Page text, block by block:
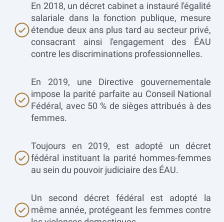
En 2018, un décret cabinet a instauré l'égalité
salariale dans la fonction publique, mesure
étendue deux ans plus tard au secteur privé,
consacrant ainsi l'engagement des ÉAU
contre les discriminations professionnelles.
En 2019, une Directive gouvernementale
impose la parité parfaite au Conseil National
Fédéral, avec 50 % de sièges attribués à des
femmes.
Toujours en 2019, est adopté un décret
fédéral instituant la parité hommes-femmes
au sein du pouvoir judiciaire des ÉAU.
Un second décret fédéral est adopté la
même année, protégeant les femmes contre